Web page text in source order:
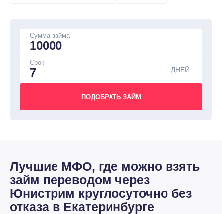
Сумма займа
Срок
ДНЕЙ
Лучшие МФО, где можно взять
займ переводом через
Юнистрим круглосуточно без
отказа в Екатеринбурге